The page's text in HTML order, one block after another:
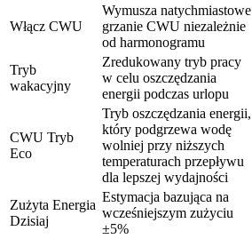
Włącz CWU
Wymusza natychmiastowe
grzanie CWU niezależnie
od harmonogramu
Tryb
wakacyjny
Zredukowany tryb pracy
w celu oszczędzania
energii podczas urlopu
CWU Tryb
Eco
Tryb oszczędzania energii,
który podgrzewa wodę
wolniej przy niższych
temperaturach przepływu
dla lepszej wydajności
Zużyta Energia
Dzisiaj
Estymacja bazująca na
wcześniejszym zużyciu
±5%